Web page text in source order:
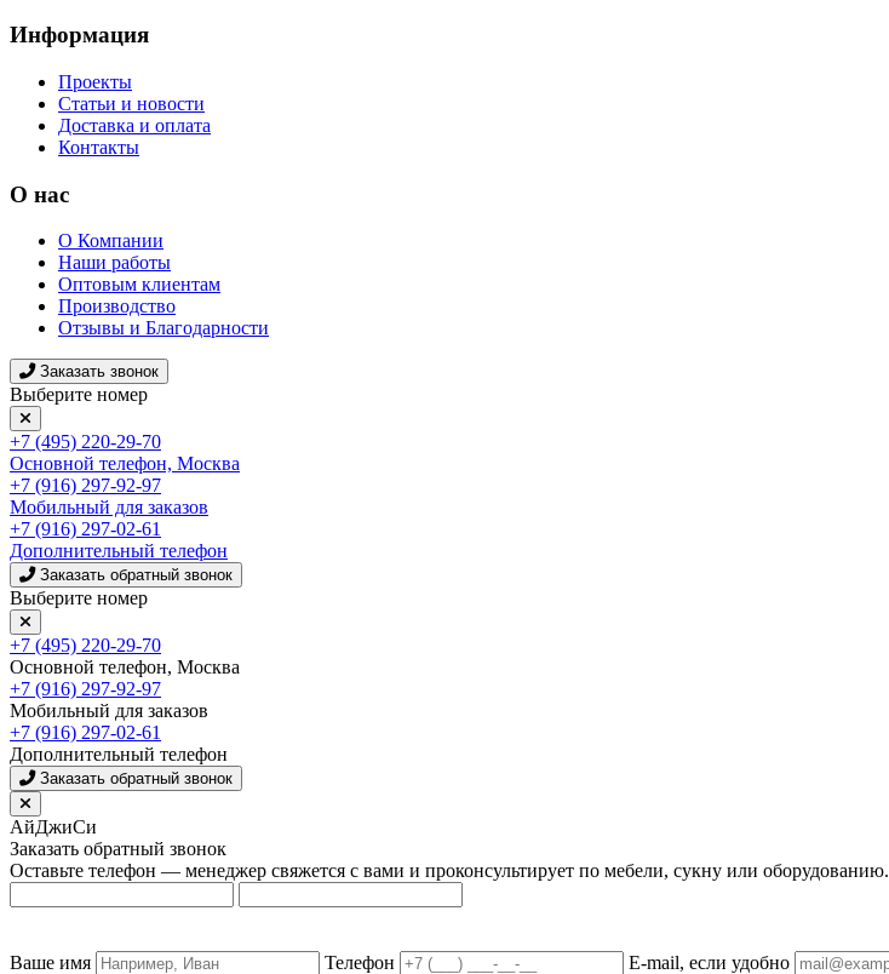
Информация
Проекты
Статьи и новости
Доставка и оплата
Контакты
О нас
О Компании
Наши работы
Оптовым клиентам
Производство
Отзывы и Благодарности
Заказать звонок
Выберите номер
+7 (495) 220-29-70
Основной телефон, Москва
+7 (916) 297-92-97
Мобильный для заказов
+7 (916) 297-02-61
Дополнительный телефон
Заказать обратный звонок
Выберите номер
+7 (495) 220-29-70
Основной телефон, Москва
+7 (916) 297-92-97
Мобильный для заказов
+7 (916) 297-02-61
Дополнительный телефон
Заказать обратный звонок
АйДжиСи
Заказать обратный звонок
Оставьте телефон — менеджер свяжется с вами и проконсультирует по мебели, сукну или оборудованию.
Ваше имя Телефон E-mail, если удобно